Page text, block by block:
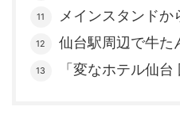
メインスタンド
仙台駅周辺で牛た
「変なホテル仙